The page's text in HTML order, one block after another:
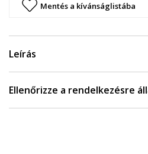
Mentés a kívánságlistába
Leírás
Ellenőrizze a rendelkezésre